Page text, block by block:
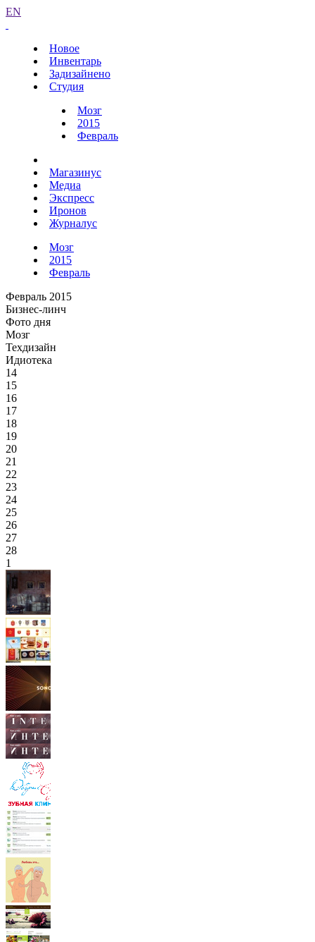
EN
Новое
Инвентарь
Задизайнено
Студия
Мозг
2015
Февраль
Магазинус
Медиа
Экспресс
Иронов
Журналус
Мозг
2015
Февраль
Февраль 2015
Бизнес-линч
Фото дня
Мозг
Техдизайн
Идиотека
14
15
16
17
18
19
20
21
22
23
24
25
26
27
28
1